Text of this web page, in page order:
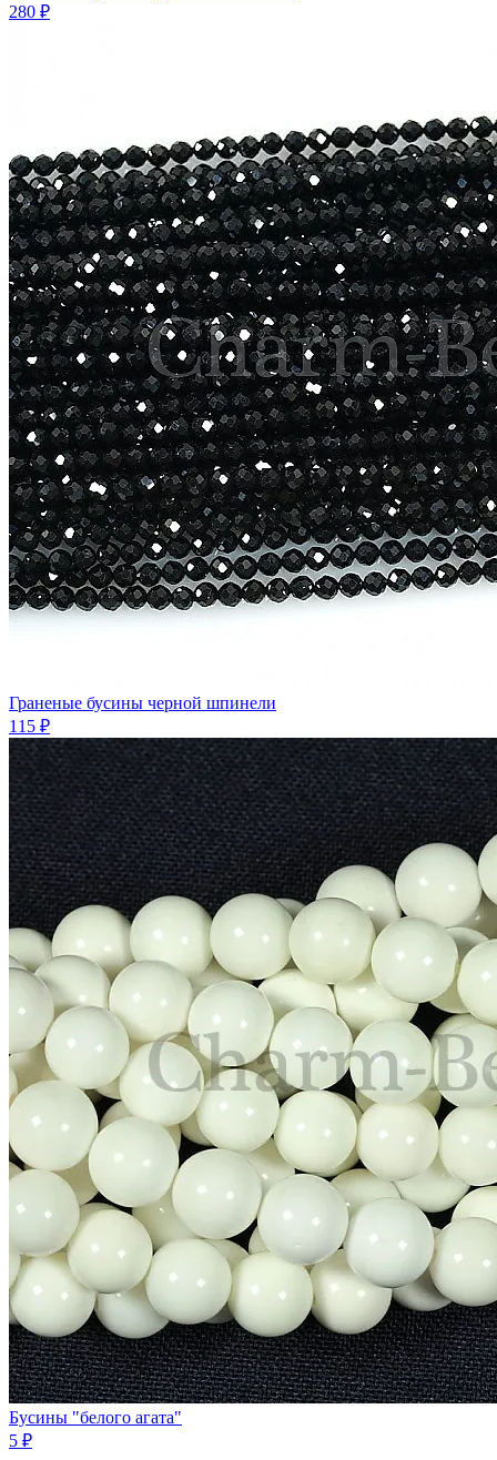
280 ₽
Граненые бусины черной шпинели
115 ₽
Бусины "белого агата"
5 ₽